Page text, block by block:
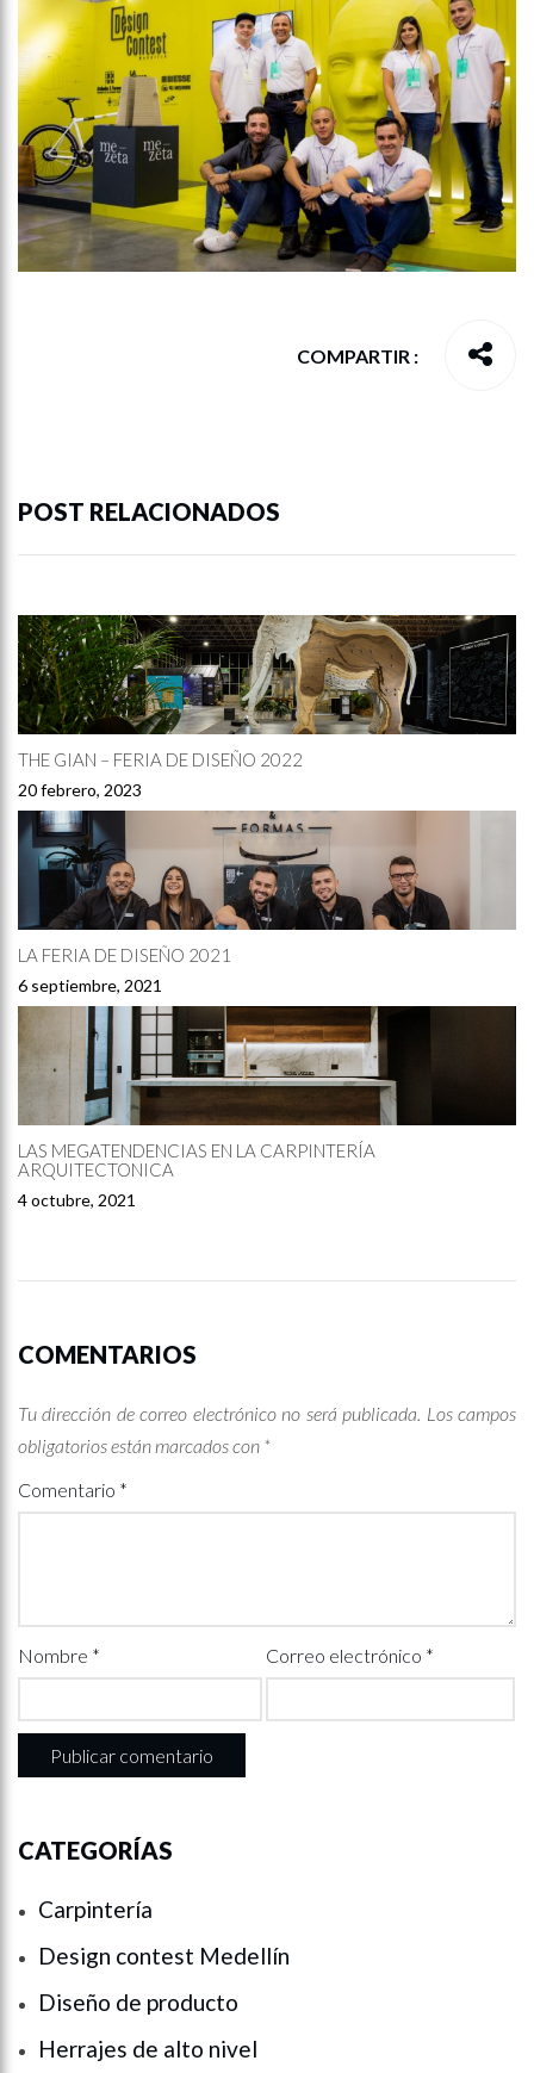
COMPARTIR :
POST RELACIONADOS
THE GIAN – FERIA DE DISEÑO 2022
20 febrero, 2023
LA FERIA DE DISEÑO 2021
6 septiembre, 2021
LAS MEGATENDENCIAS EN LA CARPINTERÍA
ARQUITECTONICA
4 octubre, 2021
COMENTARIOS
Tu dirección de correo electrónico no será publicada. Los campos
obligatorios están marcados con *
Comentario *
Nombre * Correo electrónico *
CATEGORÍAS
Carpintería
Design contest Medellín
Diseño de producto
Herrajes de alto nivel